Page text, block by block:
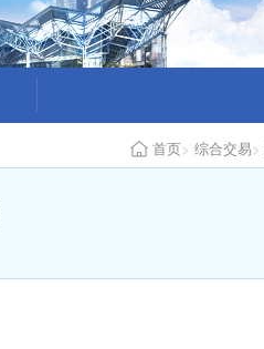
况
首页> 综合交易>